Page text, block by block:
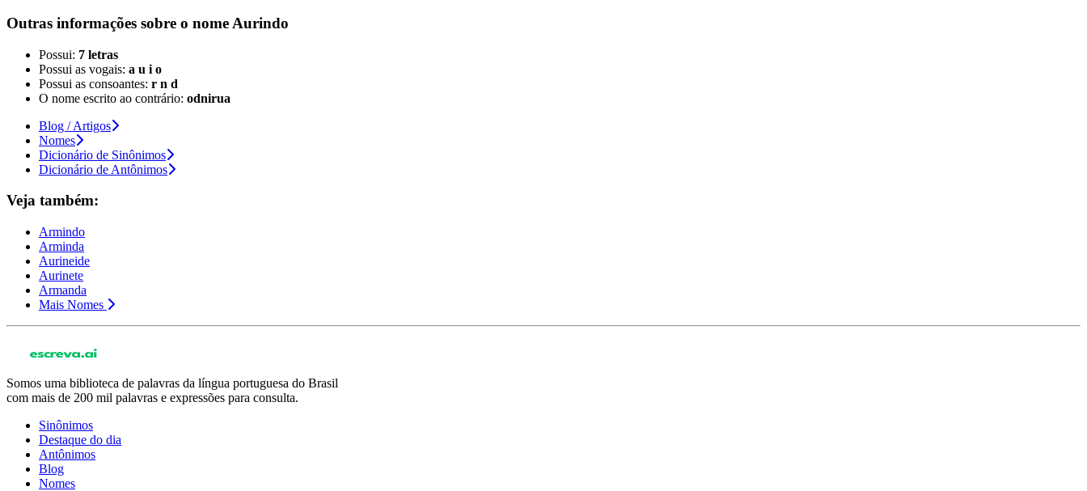
Outras informações sobre o nome Aurindo
Possui: 7 letras
Possui as vogais: a u i o
Possui as consoantes: r n d
O nome escrito ao contrário: odnirua
Blog / Artigos
Nomes
Dicionário de Sinônimos
Dicionário de Antônimos
Veja também:
Armindo
Arminda
Aurineide
Aurinete
Armanda
Mais Nomes
Somos uma biblioteca de palavras da língua portuguesa do Brasil
com mais de 200 mil palavras e expressões para consulta.
Sinônimos
Destaque do dia
Antônimos
Blog
Nomes